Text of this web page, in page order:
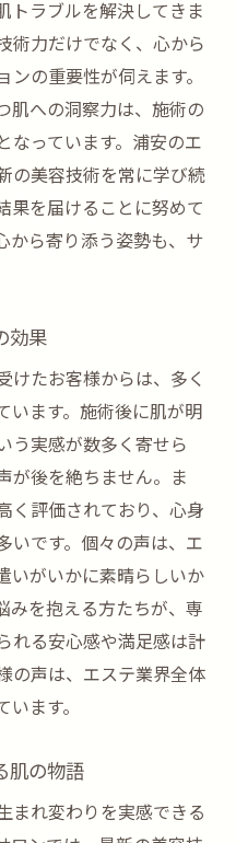
トラブルを解決してきま
術力だけでなく、心から
の重要性が伺えます。
肌への洞察力は、施術の
なっています。浦安のエ
の美容技術を常に学び続
果を届けることに努めて
から寄り添う姿勢も、サ
効果
けたお客様からは、多く
います。施術後に肌が明
う実感が数多く寄せら
が後を絶ちません。ま
く評価されており、心身
いです。個々の声は、エ
いがいかに素晴らしいか
みを抱える方たちが、専
れる安心感や満足感は計
の声は、エステ業界全体
ます。
肌の物語
まれ変わりを実感できる